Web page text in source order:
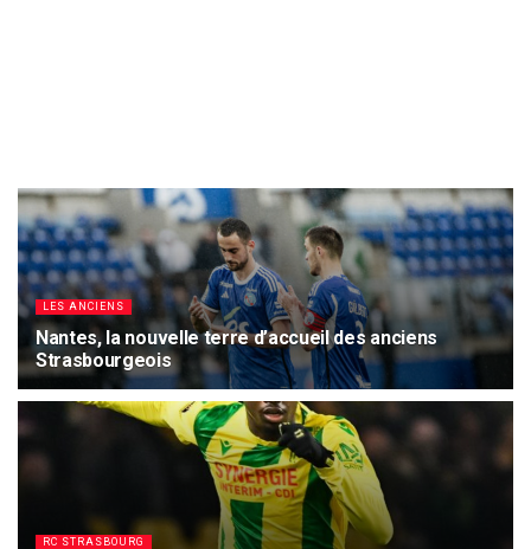
LES ANCIENS
Nantes, la nouvelle terre d’accueil des anciens
Strasbourgeois
7 AOÛT 2026 5.4K
RC STRASBOURG